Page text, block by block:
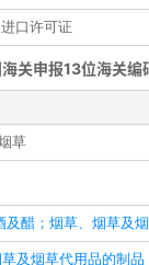
口许可证
关申报13位海关编
草
醋；烟草、烟草及
及烟草代用品的制品